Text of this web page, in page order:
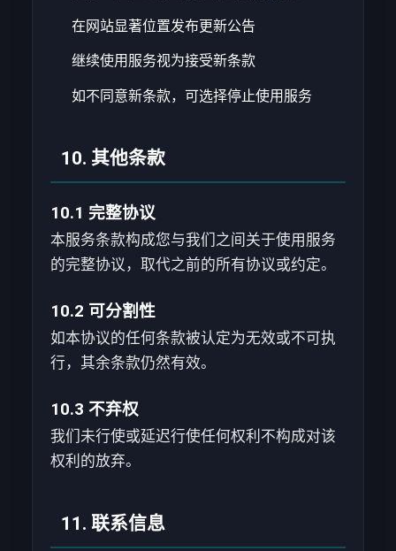
在网站显著位置发布更新公告
继续使用服务视为接受新条款
如不同意新条款，可选择停止使用服务
10. 其他条款
10.1 完整协议
本服务条款构成您与我们之间关于使用服务
的完整协议，取代之前的所有协议或约定。
10.2 可分割性
如本协议的任何条款被认定为无效或不可执
行，其余条款仍然有效。
10.3 不弃权
我们未行使或延迟行使任何权利不构成对该
权利的放弃。
11. 联系信息